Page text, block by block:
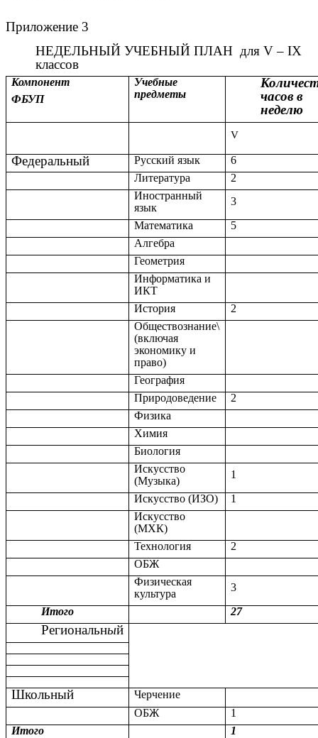
Приложение 3
НЕДЕЛЬНЫЙ УЧЕБНЫЙ ПЛАН для V – IX
классов
Компонент
ФБУП
Учебные
предметы
часов в
неделю
V
Федеральный Русский язык
6
Литература
2
Иностранный
язык
3
Математика
5
Алгебра
Геометрия
Информатика и
ИКТ
История
2
Обществознание\
(включая
экономику и
право)
География
Природоведение
2
Физика
Химия
Биология
Искусство
(Музыка)
1
Искусство (ИЗО)
1
Искусство
(МХК)
Технология
2
ОБЖ
Физическая
культура
3
Итого
27
Региональный
Школьный
Черчение
ОБЖ
1
Итого
1